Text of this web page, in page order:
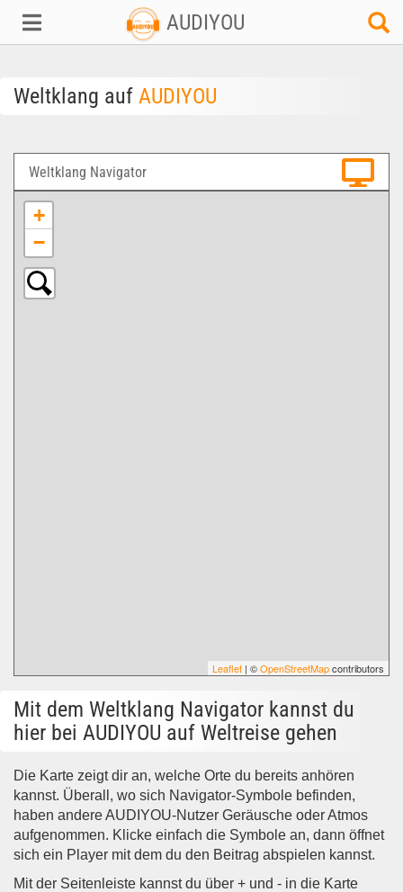
AUDIYOU
Weltklang auf AUDIYOU
Weltklang Navigator
+
−
Leaflet | ©OpenStreetMapcontributors
Mit dem Weltklang Navigator kannst du
hier bei AUDIYOU auf Weltreise gehen
Die Karte zeigt dir an, welche Orte du bereits anhören
kannst. Überall, wo sich Navigator-Symbole befinden,
haben andere AUDIYOU-Nutzer Geräusche oder Atmos
aufgenommen. Klicke einfach die Symbole an, dann öffnet
sich ein Player mit dem du den Beitrag abspielen kannst.
Mit der Seitenleiste kannst du über + und - in die Karte